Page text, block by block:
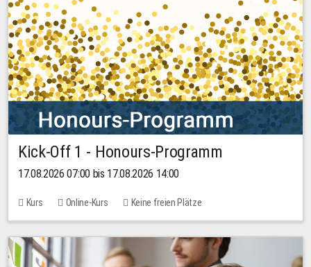
Kick-Off 1 - Honours-Programm
17.08.2026 07:00 bis 17.08.2026 14:00
Kurs Online-Kurs Keine freien Plätze